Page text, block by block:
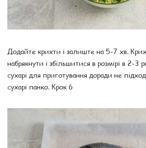
Додайте крихти і залиште на 5-7 хв.
набрякнути і збільшитися в розмірі в 2-3
сухарі для приготування доради не
сухарі панко. Крок 6